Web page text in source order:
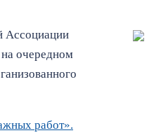
Ассоциации
очередном
работ».